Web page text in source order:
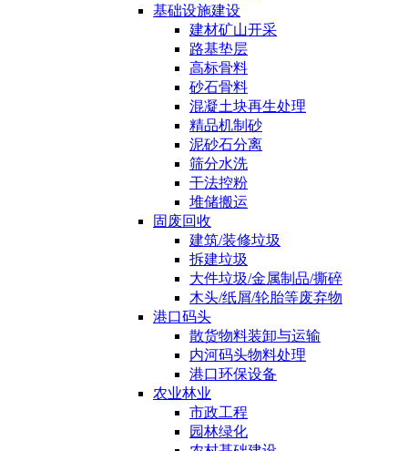
基础设施建设
建材矿山开采
路基垫层
高标骨料
砂石骨料
混凝土块再生处理
精品机制砂
泥砂石分离
筛分水洗
干法控粉
堆储搬运
固废回收
建筑/装修垃圾
拆建垃圾
大件垃圾/金属制品/撕碎
木头/纸屑/轮胎等废弃物
港口码头
散货物料装卸与运输
内河码头物料处理
港口环保设备
农业林业
市政工程
园林绿化